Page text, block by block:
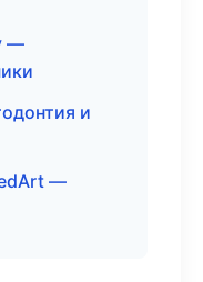
—
и
—